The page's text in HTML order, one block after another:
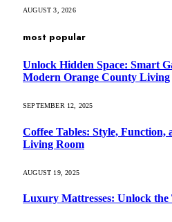
AUGUST 3, 2026
most popular
Unlock Hidden Space: Smart
Modern Orange County Living
SEPTEMBER 12, 2025
Coffee Tables: Style, Function,
Living Room
AUGUST 19, 2025
Luxury Mattresses: Unlock the